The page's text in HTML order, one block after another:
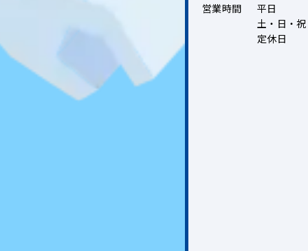
営業時間
平日
土・日・祝
定休日